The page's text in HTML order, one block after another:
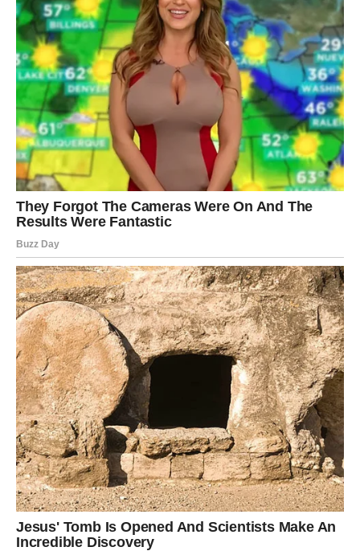
bi imati mnogo veći značaj nego što će vam se u početku
činiti.
Ljudi konačno prepoznaju vašu
vrijednost
Jedna od najvažnijih stvari koje vam donosi naredni
period jeste osjećaj da vas drugi vide onakvima kakvi
zaista jeste. Predugo ste nosili teret očekivanja, rješavali
tuđe probleme i dokazivali svoju sposobnost kroz djela
umjesto kroz riječi.
Sada dolazi vrijeme kada će mnogi pokazati poštovanje
prema svemu što ste postigli. Ljudi koji su vas ranije
potcjenjivali mogli bi promijeniti mišljenje, dok će oni koji
su vjerovali u vas biti ponosni na vaš uspjeh.
Ovo je period tokom kojeg ćete imati više samopouzdanja
i jasniju sliku o tome šta želite od budućnosti. Više
nećete pristajati na kompromise koji vam ne odgovaraju i
mnogo lakše ćete donositi odluke koje su u vašem
interesu.
Neočekivana vijest mogla bi